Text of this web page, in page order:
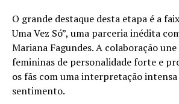
O grande destaque desta etapa é a
Uma Vez Só”, uma parceria inédita
Mariana Fagundes. A colaboração une
femininas de personalidade forte e
os fãs com uma interpretação intensa
sentimento.